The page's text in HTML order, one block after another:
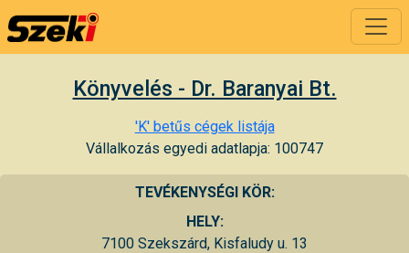
Könyvelés - Dr. Baranyai Bt.
'K' betűs cégek listája
Vállalkozás egyedi adatlapja: 100747
TEVÉKENYSÉGI KÖR:
HELY:
7100 Szekszárd, Kisfaludy u. 13